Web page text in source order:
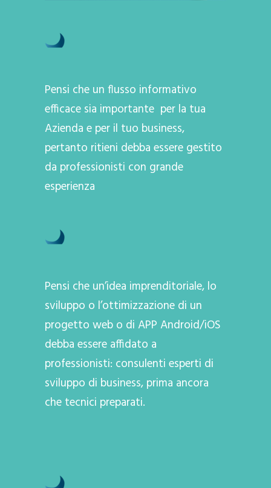
Pensi che un flusso informativo
efficace sia importante per la tua
Azienda e per il tuo business,
pertanto ritieni debba essere gestito
da professionisti con grande
esperienza
Pensi che un’idea imprenditoriale, lo
sviluppo o l’ottimizzazione di un
progetto web o di APP Android/iOS
debba essere affidato a
professionisti: consulenti esperti di
sviluppo di business, prima ancora
che tecnici preparati.